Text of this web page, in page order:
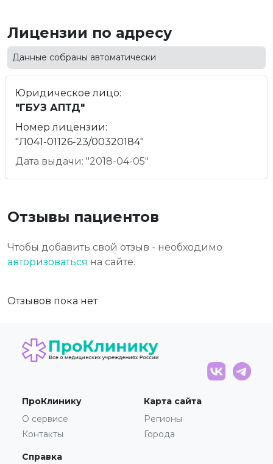
Лицензии по адресу
Данные собраны автоматически
Юридическое лицо:
"ГБУЗ АПТД"
Номер лицензии:
"Л041-01126-23/00320184"
Дата выдачи: "2018-04-05"
Отзывы пациентов
Чтобы добавить свой отзыв - необходимо
авторизоваться на сайте.
Отзывов пока нет
ПроКлинику
О сервисе
Контакты
Карта сайта
Регионы
Города
Справка